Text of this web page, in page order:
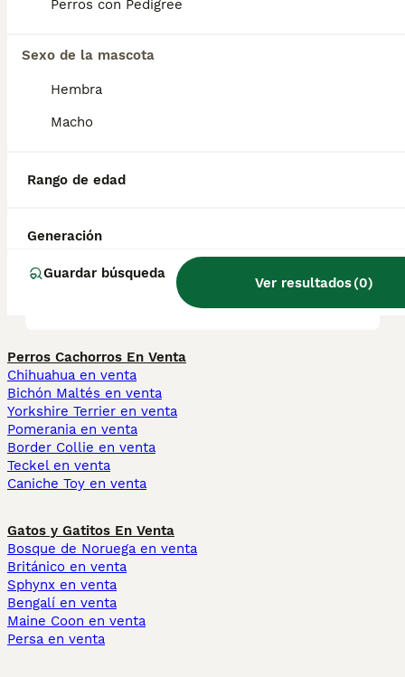
Perros con Pedigree
Sexo de la mascota
Hembra
Macho
Rango de edad
Generación
Guardar búsqueda
Ver resultados(0)
¿Es un spaniel de campo una
¿Cuáles son los 5 tipos de
¿Cuál es la raza de spaniel
más tranquila?
Perros Cachorros En Venta
Chihuahua en venta
Bichón Maltés en venta
Yorkshire Terrier en venta
Pomerania en venta
Border Collie en venta
Teckel en venta
Caniche Toy en venta
Gatos y Gatitos En Venta
Bosque de Noruega en venta
Británico en venta
Sphynx en venta
Bengalí en venta
Maine Coon en venta
Persa en venta